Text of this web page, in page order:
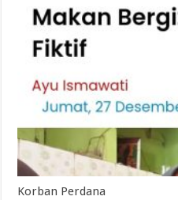
Korban Perdana